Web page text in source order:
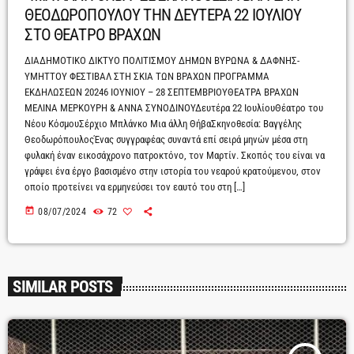
ΘΕΟΔΩΡΟΠΟΥΛΟΥ ΤΗΝ ΔΕΥΤΕΡΑ 22 ΙΟΥΛΙΟΥ
ΣΤΟ ΘΕΑΤΡΟ ΒΡΑΧΩΝ
ΔΙΑΔΗΜΟΤΙΚΟ ΔΙΚΤΥΟ ΠΟΛΙΤΙΣΜΟΥ ΔΗΜΩΝ ΒΥΡΩΝΑ & ΔΑΦΝΗΣ-
ΥΜΗΤΤΟΥ ΦΕΣΤΙΒΑΛ ΣΤΗ ΣΚΙΑ ΤΩΝ ΒΡΑΧΩΝ ΠΡΟΓΡΑΜΜΑ
ΕΚΔΗΛΩΣΕΩΝ 20246 ΙΟΥΝΙΟΥ – 28 ΣΕΠΤΕΜΒΡΙΟΥΘΕΑΤΡΑ ΒΡΑΧΩΝ
ΜΕΛΙΝΑ ΜΕΡΚΟΥΡΗ & ΑΝΝΑ ΣΥΝΟΔΙΝΟΥΔευτέρα 22 ΙουλίουΘέατρο του
Νέου ΚόσμουΣέρχιο Μπλάνκο Μια άλλη ΘήβαΣκηνοθεσία: Βαγγέλης
ΘεοδωρόπουλοςΈνας συγγραφέας συναντά επί σειρά μηνών μέσα στη
φυλακή έναν εικοσάχρονο πατροκτόνο, τον Μαρτίν. Σκοπός του είναι να
γράψει ένα έργο βασισμένο στην ιστορία του νεαρού κρατούμενου, στον
οποίο προτείνει να ερμηνεύσει τον εαυτό του στη […]
today 08/07/2024 72
SIMILAR POSTS